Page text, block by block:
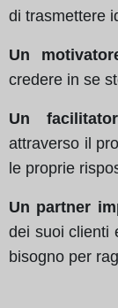
di trasmettere
Un
credere in se
Un
attraverso il
le proprie
Un partner
dei suoi clienti
bisogno per